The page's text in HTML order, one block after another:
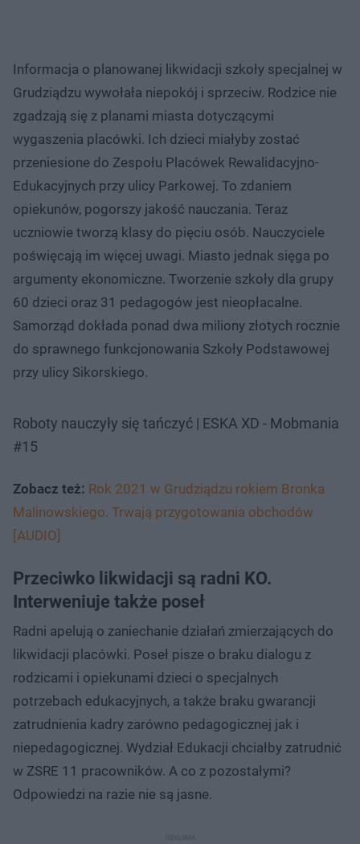
Informacja o planowanej likwidacji szkoły specjalnej w
Grudziądzu wywołała niepokój i sprzeciw. Rodzice nie
zgadzają się z planami miasta dotyczącymi
wygaszenia placówki. Ich dzieci miałyby zostać
przeniesione do Zespołu Placówek Rewalidacyjno-
Edukacyjnych przy ulicy Parkowej. To zdaniem
opiekunów, pogorszy jakość nauczania. Teraz
uczniowie tworzą klasy do pięciu osób. Nauczyciele
poświęcają im więcej uwagi. Miasto jednak sięga po
argumenty ekonomiczne. Tworzenie szkoły dla grupy
60 dzieci oraz 31 pedagogów jest nieopłacalne.
Samorząd dokłada ponad dwa miliony złotych rocznie
do sprawnego funkcjonowania Szkoły Podstawowej
przy ulicy Sikorskiego.
Roboty nauczyły się tańczyć | ESKA XD - Mobmania
#15
Zobacz też: Rok 2021 w Grudziądzu rokiem Bronka
Malinowskiego. Trwają przygotowania obchodów
[AUDIO]
Przeciwko likwidacji są radni KO.
Interweniuje także poseł
Radni apelują o zaniechanie działań zmierzających do
likwidacji placówki. Poseł pisze o braku dialogu z
rodzicami i opiekunami dzieci o specjalnych
potrzebach edukacyjnych, a także braku gwarancji
zatrudnienia kadry zarówno pedagogicznej jak i
niepedagogicznej. Wydział Edukacji chciałby zatrudnić
w ZSRE 11 pracowników. A co z pozostałymi?
Odpowiedzi na razie nie są jasne.